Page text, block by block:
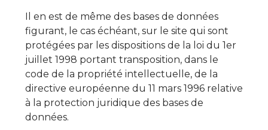
Il en est de même des bases de données
figurant, le cas échéant, sur le site qui sont
protégées par les dispositions de la loi du 1er
juillet 1998 portant transposition, dans le
code de la propriété intellectuelle, de la
directive européenne du 11 mars 1996 relative
à la protection juridique des bases de
données.